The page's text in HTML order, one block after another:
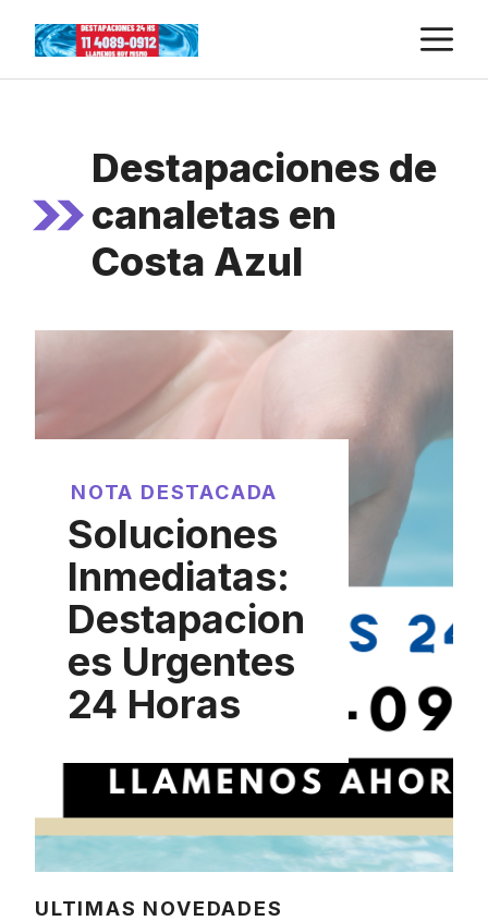
content
Destapaciones de
canaletas en
Costa Azul
NOTA DESTACADA
Soluciones
Inmediatas:
Destapacion
es Urgentes
24 Horas
ULTIMAS NOVEDADES